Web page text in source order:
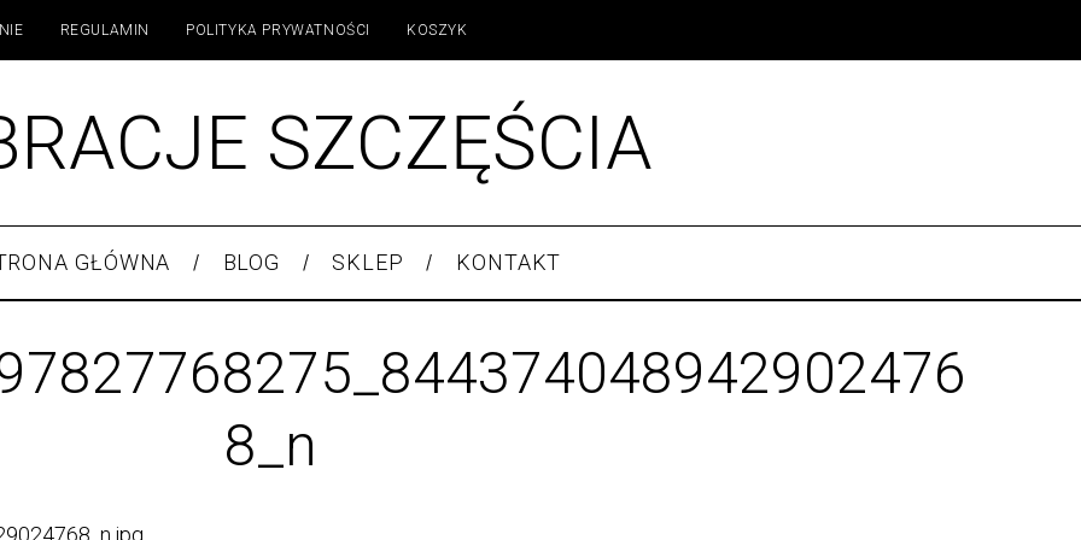
REGULAMIN POLITYKA PRYWATNOŚCI KOSZYK
SZCZĘŚCIA
GŁÓWNA BLOG SKLEP KONTAKT
8_n